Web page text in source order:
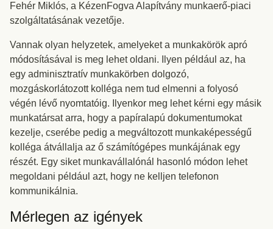
Fehér Miklós, a KézenFogva Alapítvány munkaerő-piaci
szolgáltatásának vezetője.
Vannak olyan helyzetek, amelyeket a munkakörök apró
módosításával is meg lehet oldani. Ilyen például az, ha
egy adminisztratív munkakörben dolgozó,
mozgáskorlátozott kolléga nem tud elmenni a folyosó
végén lévő nyomtatóig. Ilyenkor meg lehet kérni egy másik
munkatársat arra, hogy a papíralapú dokumentumokat
kezelje, cserébe pedig a megváltozott munkaképességű
kolléga átvállalja az ő számítógépes munkájának egy
részét. Egy siket munkavállalónál hasonló módon lehet
megoldani például azt, hogy ne kelljen telefonon
kommunikálnia.
Mérlegen az igények